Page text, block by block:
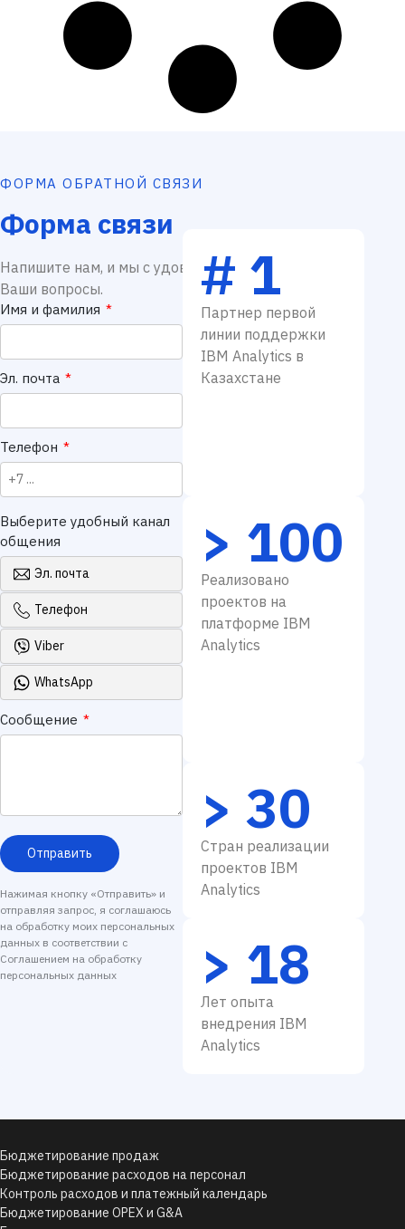
ФОРМА ОБРАТНОЙ СВЯЗИ
Форма связи
Напишите нам, и мы с удовольствием ответим на
Ваши вопросы.
# 1
Партнер первой
линии поддержки
IBM Analytics в
Казахстане
> 100
Реализовано
проектов на
платформе IBM
Analytics
> 30
Стран реализации
проектов IBM
Analytics
> 18
Лет опыта
внедрения IBM
Analytics
Имя и фамилия *
Эл. почта *
Телефон *
Выберите удобный канал
общения
Эл. почта
Телефон
Viber
WhatsApp
Сообщение *
Отправить
Нажимая кнопку «Отправить» и
отправляя запрос, я соглашаюсь
на обработку моих персональных
данных в соответствии с
Соглашением на обработку
персональных данных
Бюджетирование продаж
Бюджетирование расходов на персонал
Контроль расходов и платежный календарь
Бюджетирование OPEX и G&A